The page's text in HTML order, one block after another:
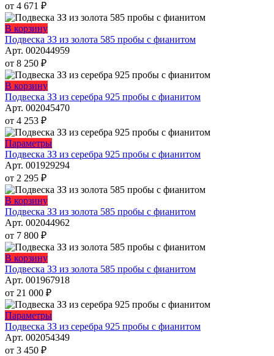
странице
товара.
вариаций.
Опции
можно
выбрать
странице
товара.
от 4 671 ₽
В корзинуЭтот
товар
имеет
вариаций.
Опции
можно
выбрать
странице
товара.
Подвеска ЗЗ из золота 585 пробы с фианитом
Арт. 002044959
от 8 250 ₽
В корзинуЭтот
товар
имеет
вариаций.
Опции
можно
выбрать
странице
товара.
Подвеска ЗЗ из серебра 925 пробы с фианитом
Арт. 002045470
от 4 253 ₽
ПараметрыЭтот
товар
имеет
вариаций.
можно
выбрать
странице
товара.
Подвеска ЗЗ из серебра 925 пробы с фианитом
Арт. 001929294
от 2 295 ₽
В корзинуЭтот
товар
имеет
вариаций.
Опции
можно
выбрать
на
странице
товара.
Подвеска ЗЗ из золота 585 пробы с фианитом
Арт. 002044962
от 7 800 ₽
В корзинуЭтот
товар
имеет
несколько
вариаций.
Опции
можно
выбрать
Подвеска ЗЗ из золота 585 пробы с фианитом
Арт. 001967918
от 21 000 ₽
ПараметрыЭтот
товар
имеет
Подвеска ЗЗ из серебра 925 пробы с фианитом
Арт. 002054349
от 3 450 ₽